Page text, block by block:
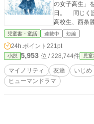
の女子高生」を演じていた。
日。 同じく
高校生、西条
に過ごす。 キラキラと輝いた夏休みが終わり、文はいつも
れたのは麗華で
じる文と、自
の関わりはな
スで浮く存在となってし
迎える文。学
二人は出会い
児童書・童話 連載中 短編
24h.ポイント 221pt
小説 5,953 位 / 228,744件 児
マイノリティ 友達 いじめ
ヒューマンドラマ